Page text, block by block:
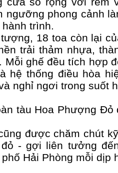
ngưỡng phong cảnh
trình.
18 toa còn lại
trải thảm nhựa,
Mỗi ghế đều tích hợp
hệ thống điều hòa
nghỉ ngơi trong suốt
tàu Hoa Phượng
được chăm chút
- gợi liên tưởng
Hải Phòng mỗi dịp